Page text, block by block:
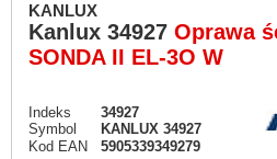
KANLUX
Kanlux 34927 Oprawa
SONDA II EL-3O W
Indeks
34927
Symbol
KANLUX 34927
Kod EAN
5905339349279